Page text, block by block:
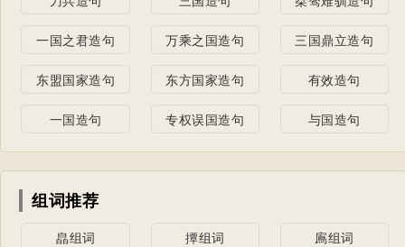
一国之君造句 万乘之国造句 三国鼎立造句
东盟国家造句 东方国家造句 有效造句
一国造句 专权误国造句 与国造句
组词推荐
皛组词 撢组词 鳸组词